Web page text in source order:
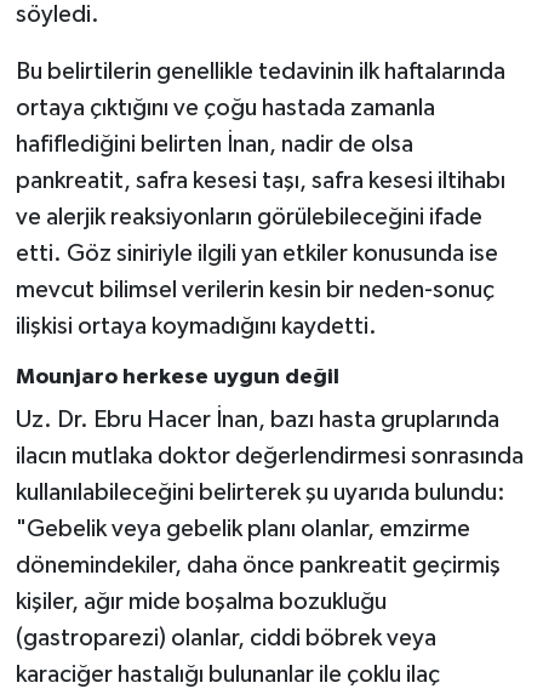
söyledi.
Bu belirtilerin genellikle tedavinin ilk haftalarında
ortaya çıktığını ve çoğu hastada zamanla
hafiflediğini belirten İnan, nadir de olsa
pankreatit, safra kesesi taşı, safra kesesi iltihabı
ve alerjik reaksiyonların görülebileceğini ifade
etti. Göz siniriyle ilgili yan etkiler konusunda ise
mevcut bilimsel verilerin kesin bir neden-sonuç
ilişkisi ortaya koymadığını kaydetti.
Mounjaro herkese uygun değil
Uz. Dr. Ebru Hacer İnan, bazı hasta gruplarında
ilacın mutlaka doktor değerlendirmesi sonrasında
kullanılabileceğini belirterek şu uyarıda bulundu:
"Gebelik veya gebelik planı olanlar, emzirme
dönemindekiler, daha önce pankreatit geçirmiş
kişiler, ağır mide boşalma bozukluğu
(gastroparezi) olanlar, ciddi böbrek veya
karaciğer hastalığı bulunanlar ile çoklu ilaç